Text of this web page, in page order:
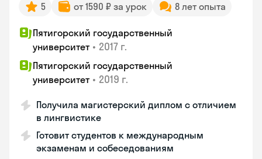
5 от 1590 ₽ за урок 8 лет опыта
Пятигорский государственный
университет • 2017 г.
Пятигорский государственный
университет • 2019 г.
Получила магистерский диплом с отличием
в лингвистике
Готовит студентов к международным
экзаменам и собеседованиям